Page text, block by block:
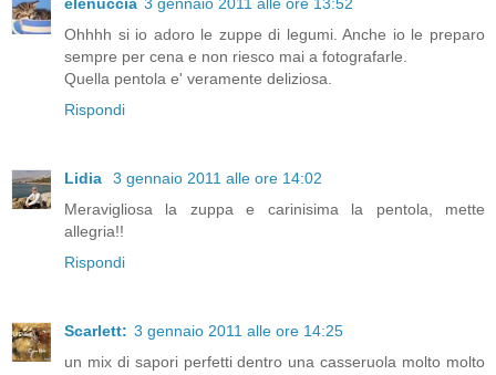
Ohhhh si io adoro le zuppe di legumi. Anche io le preparo
sempre per cena e non riesco mai a fotografarle.
Quella pentola e' veramente deliziosa.
Rispondi
Lidia
3 gennaio 2011 alle ore 14:02
Meravigliosa la zuppa e carinisima la pentola, mette
allegria!!
Rispondi
Scarlett: 3 gennaio 2011 alle ore 14:25
un mix di sapori perfetti dentro una casseruola molto molto